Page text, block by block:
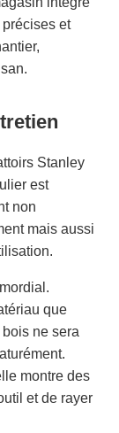
et
Stanley
est
non
mais aussi
que
ne sera
montre des
et de rayer